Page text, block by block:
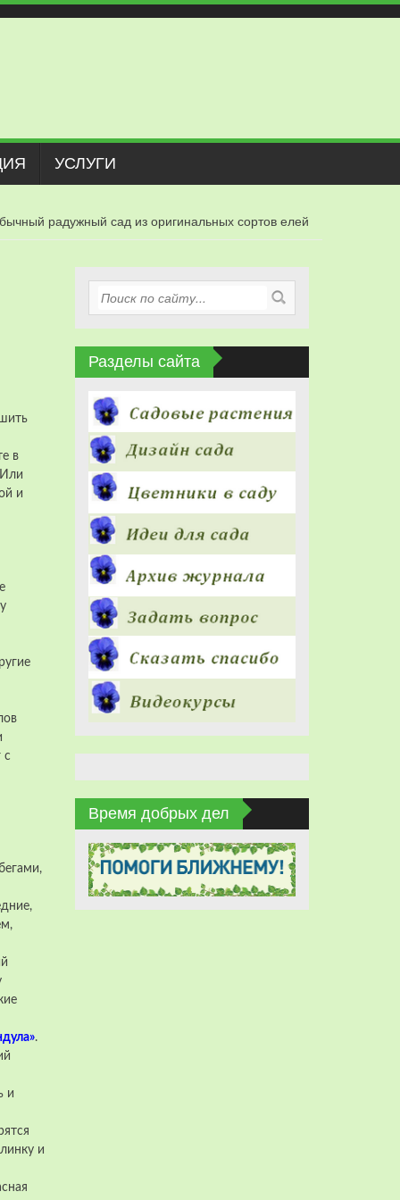
УСЛУГИ
радужный сад из оригинальных сортов елей
в
и
с
.
и
и
Разделы сайта
Время добрых дел